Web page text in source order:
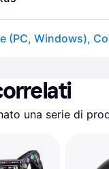
(PC, Windows),
una serie di